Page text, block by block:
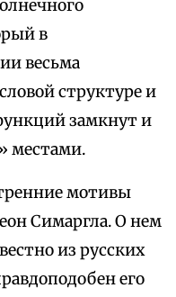
в
весьма
структуре и
замкнут и
местами.
мотивы
Симаргла. О нем
из русских
его